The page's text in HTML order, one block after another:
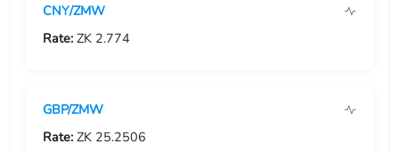
USD/HNL
USD/HUF
CNY/ZMW
Rate: ZK 2.774
GBP/ZMW
Rate: ZK 25.2506